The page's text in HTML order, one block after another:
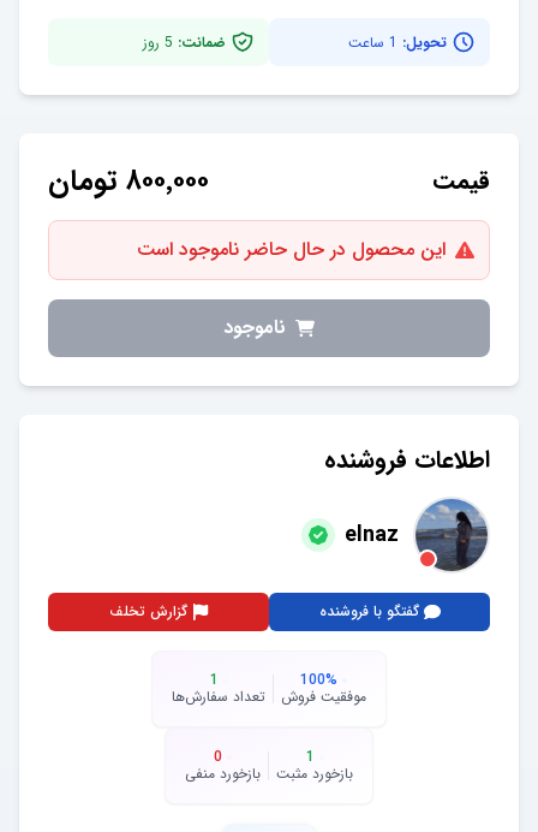
تحویل: 1 ساعت ضمانت: 5 روز
قیمت ۸۰۰٬۰۰۰ تومان
این محصول در حال حاضر ناموجود است
ناموجود
اطلاعات فروشنده
elnaz
گفتگو با فروشنده گزارش تخلف
100%
موفقیت فروش
1
تعداد سفارش‌ها
1
بازخورد مثبت
0
بازخورد منفی